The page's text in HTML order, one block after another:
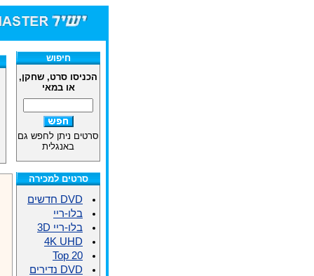
חיפוש
הכניסו סרט, שחקן,
או במאי
סרטים ניתן לחפש גם
באנגלית
סרטים למכירה
DVD חדשים
בלו-ריי
בלו-ריי 3D
4K UHD
Top 20
DVD נדירים